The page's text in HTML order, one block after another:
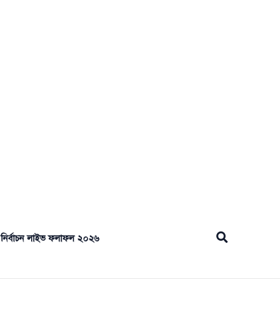
নির্বাচন লাইভ ফলাফল ২০২৬ Search